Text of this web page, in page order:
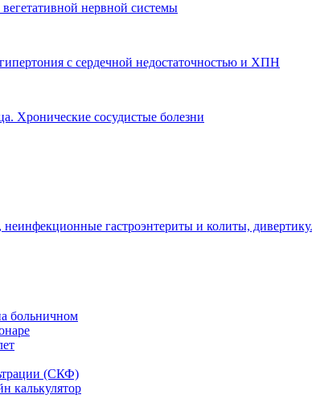
нервной системы
с сердечной недостаточностью и ХПН
Хронические сосудистые болезни
гастроэнтериты и колиты,
больничном
(СКФ)
калькулятор